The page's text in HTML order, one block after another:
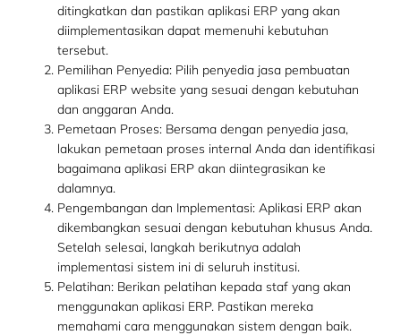
ditingkatkan dan pastikan aplikasi ERP yang akan
diimplementasikan dapat memenuhi kebutuhan
tersebut.
Pemilihan Penyedia: Pilih penyedia jasa pembuatan
aplikasi ERP website yang sesuai dengan kebutuhan
dan anggaran Anda.
Pemetaan Proses: Bersama dengan penyedia jasa,
lakukan pemetaan proses internal Anda dan identifikasi
bagaimana aplikasi ERP akan diintegrasikan ke
dalamnya.
Pengembangan dan Implementasi: Aplikasi ERP akan
dikembangkan sesuai dengan kebutuhan khusus Anda.
Setelah selesai, langkah berikutnya adalah
implementasi sistem ini di seluruh institusi.
Pelatihan: Berikan pelatihan kepada staf yang akan
menggunakan aplikasi ERP. Pastikan mereka
memahami cara menggunakan sistem dengan baik.